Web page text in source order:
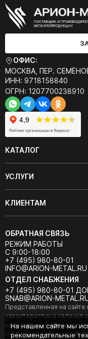
ОФИС:
МОСКВА, ПЕР.
ИНН: 9718158840
ОГРН: 1207700238910
КАТАЛОГ
УСЛУГИ
КЛИЕНТАМ
ОБРАТНАЯ СВЯЗЬ
РЕЖИМ РАБОТЫ
С 9:00-18:00
+7 (495) 980-80-01
INFO@ARION-METAL.RU
ОТДЕЛ СНАБЖЕНИЯ
+7 (495) 980-80-01
SNAB@ARION-
Представленная на
характеристик и
характер и не является
ООО "Арион-Металл" ©
На нашем сайте мы
рекомендательные